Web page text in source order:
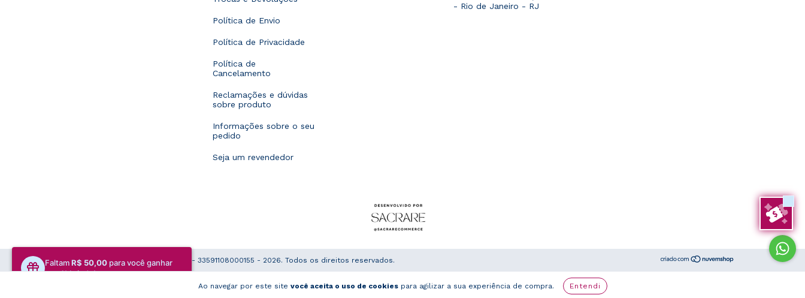
Ao navegar por este site você aceita o uso de cookiespara agilizar a sua experiência de compra. Entendi
Política de Envio
Política de Privacidade
Política de
Cancelamento
Reclamações e dúvidas
sobre produto
Informações sobre o seu
pedido
Seja um revendedor
- Rio de Janeiro - RJ
Copyright Laboratório Musa LTDA - 33591108000155 - 2026. Todos os direitos reservados.
FaltamR$ 50,00 para você ganhar
seu 1º brinde!